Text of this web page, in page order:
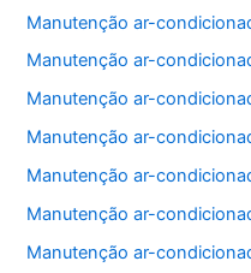
Manutenção ar-
Manutenção ar-
Manutenção ar-
Manutenção ar-
Manutenção ar-
Manutenção ar-
Manutenção ar-